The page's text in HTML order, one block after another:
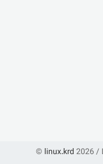
© linux.krd 2026 /